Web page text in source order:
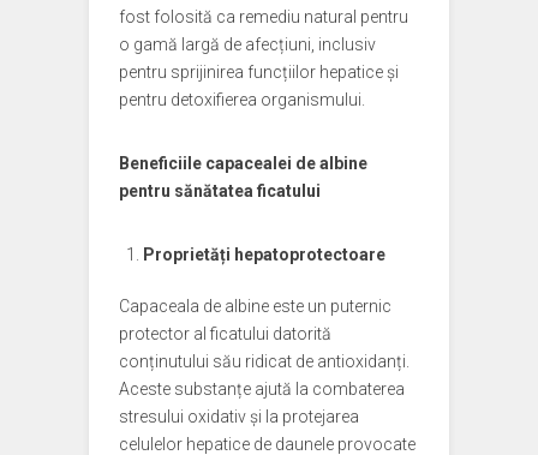
fost folosită ca remediu natural pentru
o gamă largă de afecțiuni, inclusiv
pentru sprijinirea funcțiilor hepatice și
pentru detoxifierea organismului.
Beneficiile capacealei de albine
pentru sănătatea ficatului
Proprietăți hepatoprotectoare
Capaceala de albine este un puternic
protector al ficatului datorită
conținutului său ridicat de antioxidanți.
Aceste substanțe ajută la combaterea
stresului oxidativ și la protejarea
celulelor hepatice de daunele provocate